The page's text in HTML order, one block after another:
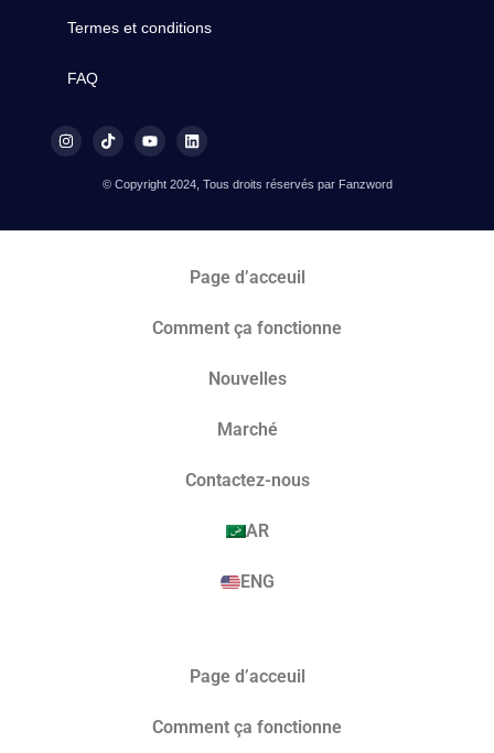
Termes et conditions
FAQ
© Copyright 2024, Tous droits réservés par Fanzword
Page d’acceuil
Comment ça fonctionne
Nouvelles
Marché​
Contactez-nous
AR
ENG
Page d’acceuil
Comment ça fonctionne